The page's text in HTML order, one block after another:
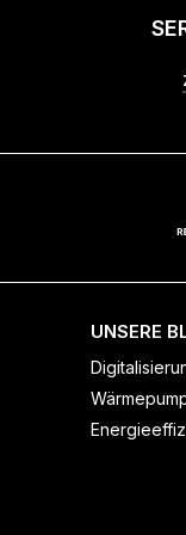
UNSERE